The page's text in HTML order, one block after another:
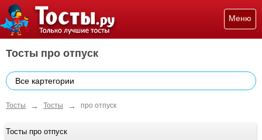
Меню
Тосты про отпуск
Все картегории
Тосты → Тосты → про отпуск
Тосты про отпуск